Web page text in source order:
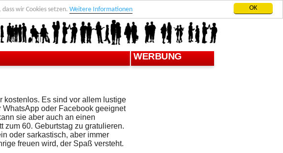
OK
wir Cookies setzen. Weitere Informationen
kostenlos. Es sind vor allem lustige
oder Facebook geeignet
sie aber auch an einen
zum 60. Geburtstag zu gratulieren.
oder sarkastisch, aber immer
freuen wird, der Spaß versteht.
WERBUNG